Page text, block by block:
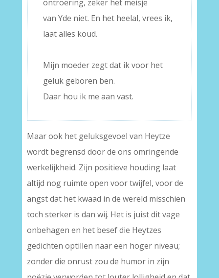
ontroering, zeker het meisje
van Yde niet. En het heelal, vrees ik,
laat alles koud.
Mijn moeder zegt dat ik voor het
geluk geboren ben.
Daar hou ik me aan vast.
Maar ook het geluksgevoel van Heytze
wordt begrensd door de ons omringende
werkelijkheid. Zijn positieve houding laat
altijd nog ruimte open voor twijfel, voor de
angst dat het kwaad in de wereld misschien
toch sterker is dan wij. Het is juist dit vage
onbehagen en het besef die Heytzes
gedichten optillen naar een hoger niveau;
zonder die onrust zou de humor in zijn